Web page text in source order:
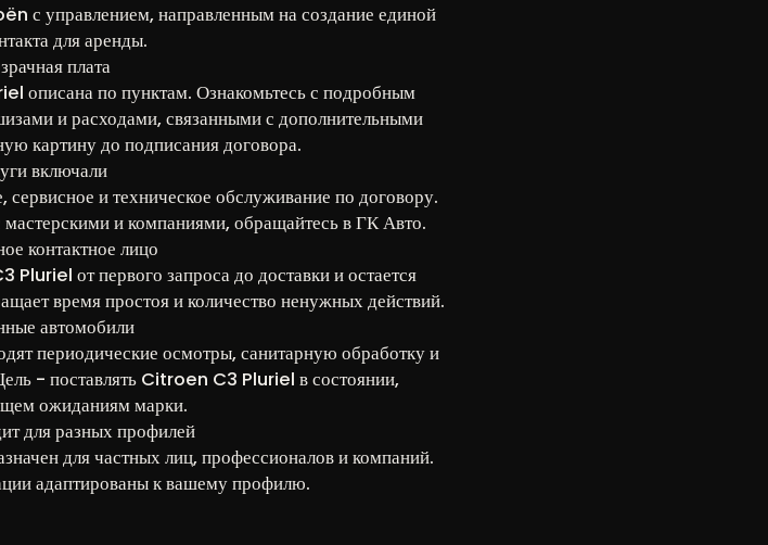
с управлением, направленным на создание единой
для аренды.
плата
описана по пунктам. Ознакомьтесь с подробным
и расходами, связанными с дополнительными
картину до подписания договора.
включали
сервисное и техническое обслуживание по договору.
мастерскими и компаниями, обращайтесь в ГК Авто.
контактное лицо
от первого запроса до доставки и остается
время простоя и количество ненужных действий.
автомобили
периодические осмотры, санитарную обработку и
- поставлять Citroen C3 Pluriel в состоянии,
ожиданиям марки.
для разных профилей
для частных лиц, профессионалов и компаний.
адаптированы к вашему профилю.